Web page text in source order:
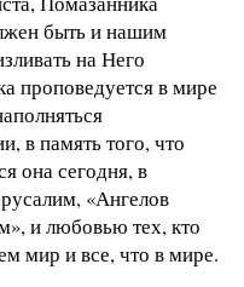
быть и нашим
на Него
проповедуется в мире
в память того, что
она сегодня, в
«Ангелов
и любовью тех, кто
мир и все, что в мире.